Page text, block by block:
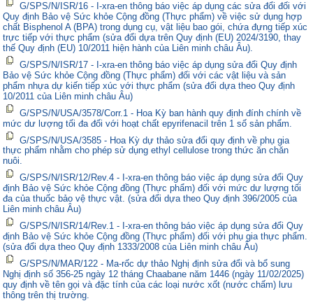
G/SPS/N/ISR/16 - I-xra-en thông báo việc áp dụng các sửa đổi đối với
Quy định Bảo vệ Sức khỏe Cộng đồng (Thực phẩm) về việc sử dụng hợp
chất Bisphenol A (BPA) trong dụng cụ, vật liệu bao gói, chứa đựng tiếp xúc
trực tiếp với thực phẩm (sửa đổi dựa trên Quy định (EU) 2024/3190, thay
thế Quy định (EU) 10/2011 hiện hành của Liên minh châu Âu).
G/SPS/N/ISR/17 - I-xra-en thông báo việc áp dụng sửa đổi Quy định
Bảo vệ Sức khỏe Cộng đồng (Thực phẩm) đối với các vật liệu và sản
phẩm nhựa dự kiến tiếp xúc với thực phẩm (sửa đổi dựa theo Quy định
10/2011 của Liên minh châu Âu)
G/SPS/N/USA/3578/Corr.1 - Hoa Kỳ ban hành quy định đính chính về
mức dư lượng tối đa đối với hoạt chất epyrifenacil trên 1 số sản phẩm.
G/SPS/N/USA/3585 - Hoa Kỳ dự thảo sửa đổi quy định về phụ gia
thực phẩm nhằm cho phép sử dụng ethyl cellulose trong thức ăn chăn
nuôi.
G/SPS/N/ISR/12/Rev.4 - I-xra-en thông báo việc áp dụng sửa đổi Quy
định Bảo vệ Sức khỏe Cộng đồng (Thực phẩm) đối với mức dư lượng tối
đa của thuốc bảo vệ thực vật. (sửa đổi dựa theo Quy định 396/2005 của
Liên minh châu Âu)
G/SPS/N/ISR/14/Rev.1 - I-xra-en thông báo việc áp dụng sửa đổi Quy
định Bảo vệ Sức khỏe Cộng đồng (Thực phẩm) đối với phụ gia thực phẩm.
(sửa đổi dựa theo Quy định 1333/2008 của Liên minh châu Âu)
G/SPS/N/MAR/122 - Ma-rốc dự thảo Nghị định sửa đổi và bổ sung
Nghị định số 356-25 ngày 12 tháng Chaabane năm 1446 (ngày 11/02/2025)
quy định về tên gọi và đặc tính của các loại nước xốt (nước chấm) lưu
thông trên thị trường.